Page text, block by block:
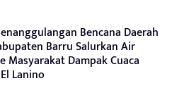
Bencana Daerah
Barru Salurkan Air
Masyarakat Dampak Cuaca
Lanino